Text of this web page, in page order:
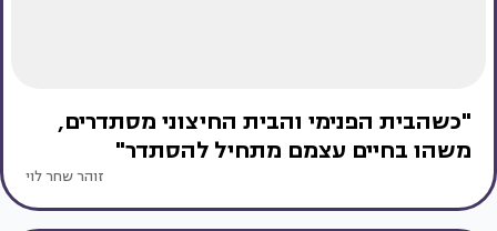
"כשהבית הפנימי והבית החיצוני מסתדרים,
משהו בחיים עצמם מתחיל להסתדר"
זוהר שחר לוי